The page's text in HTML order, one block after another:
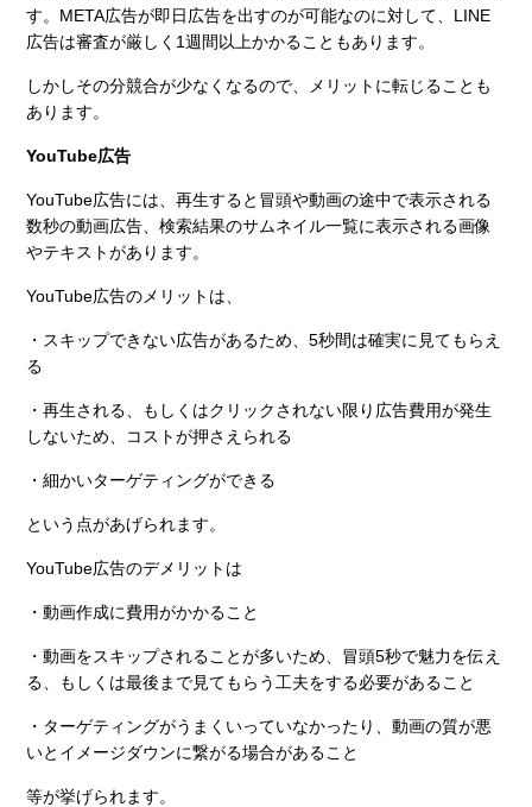
す。META広告が即日広告を出すのが可能なのに対して、LINE
広告は審査が厳しく1週間以上かかることもあります。
しかしその分競合が少なくなるので、メリットに転じることも
あります。
YouTube広告
YouTube広告には、再生すると冒頭や動画の途中で表示される
数秒の動画広告、検索結果のサムネイル一覧に表示される画像
やテキストがあります。
YouTube広告のメリットは、
・スキップできない広告があるため、5秒間は確実に見てもらえ
る
・再生される、もしくはクリックされない限り広告費用が発生
しないため、コストが押さえられる
・細かいターゲティングができる
という点があげられます。
YouTube広告のデメリットは
・動画作成に費用がかかること
・動画をスキップされることが多いため、冒頭5秒で魅力を伝え
る、もしくは最後まで見てもらう工夫をする必要があること
・ターゲティングがうまくいっていなかったり、動画の質が悪
いとイメージダウンに繋がる場合があること
等が挙げられます。